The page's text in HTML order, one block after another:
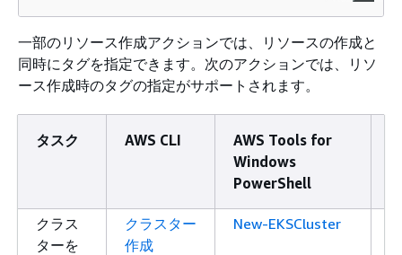
一部のリソース作成アクションでは、リソースの作成と
同時にタグを指定できます。次のアクションでは、リソ
ース作成時のタグの指定がサポートされます。
タスク AWS CLI
AWS Tools for
Windows
PowerShell
クラス
ターを
クラスター
作成
New-EKSCluster